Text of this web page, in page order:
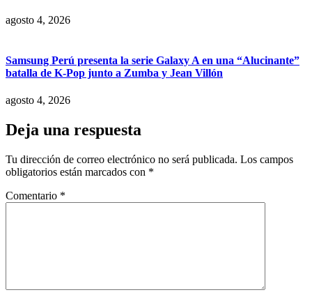
agosto 4, 2026
Samsung Perú presenta la serie Galaxy A en una “Alucinante”
batalla de K-Pop junto a Zumba y Jean Villón
agosto 4, 2026
Deja una respuesta
Tu dirección de correo electrónico no será publicada. Los campos
obligatorios están marcados con *
Comentario *